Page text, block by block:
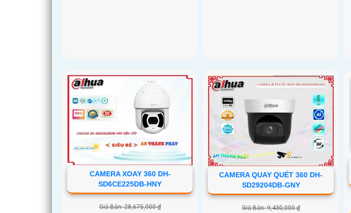
CAMERA XOAY 360 DH-
SD6CE225DB-HNY
Giá Bán: 28,675,000 ₫
CAMERA QUAY QUÉT 360 DH-
SD29204DB-GNY
Giá Bán: 9,430,000 ₫